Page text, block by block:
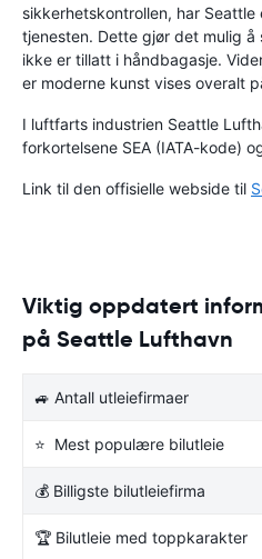
sikkerhetskontrollen, har
tjenesten. Dette gjør det mulig å
ikke er tillatt i håndbagasje.
er moderne kunst vises overalt
I luftfarts industrien Seattle
forkortelsene SEA (IATA-kode)
Link til den offisielle webside til
Viktig oppdatert
på Seattle Lufthavn
🚙 Antall utleiefirmaer
⭐ Mest populære bilutleie
💰 Billigste bilutleiefirma
🏆 Bilutleie med toppkarakter